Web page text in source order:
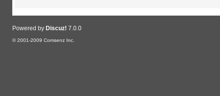
Powered by Discuz! 7.0.0
© 2001-2009 Comsenz Inc.